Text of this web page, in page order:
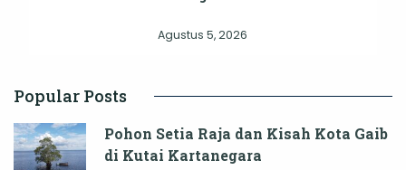
Agustus 5, 2026
Popular Posts
Pohon Setia Raja dan Kisah Kota Gaib
di Kutai Kartanegara